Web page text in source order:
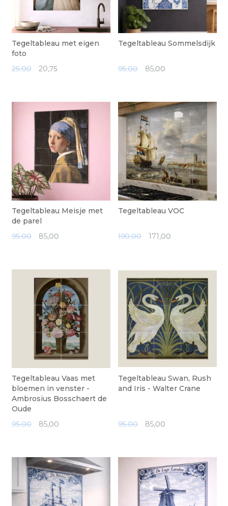
Tegeltableau met eigen
foto
25,00 20,75
Tegeltableau Sommelsdijk
95,00 85,00
Tegeltableau Meisje met
de parel
95,00 85,00
Tegeltableau VOC
190,00 171,00
Tegeltableau Vaas met
bloemen in venster -
Ambrosius Bosschaert de
Oude
95,00 85,00
Tegeltableau Swan, Rush
and Iris - Walter Crane
95,00 85,00